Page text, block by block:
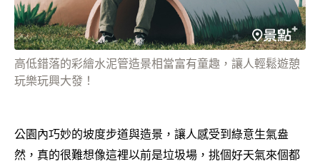
高低錯落的彩繪水泥管造景相當富有童趣，讓人輕鬆遊憩
玩樂玩興大發！
公園內巧妙的坡度步道與造景，讓人感受到綠意生氣盎
然，真的很難想像這裡以前是垃圾場，挑個好天氣來個都